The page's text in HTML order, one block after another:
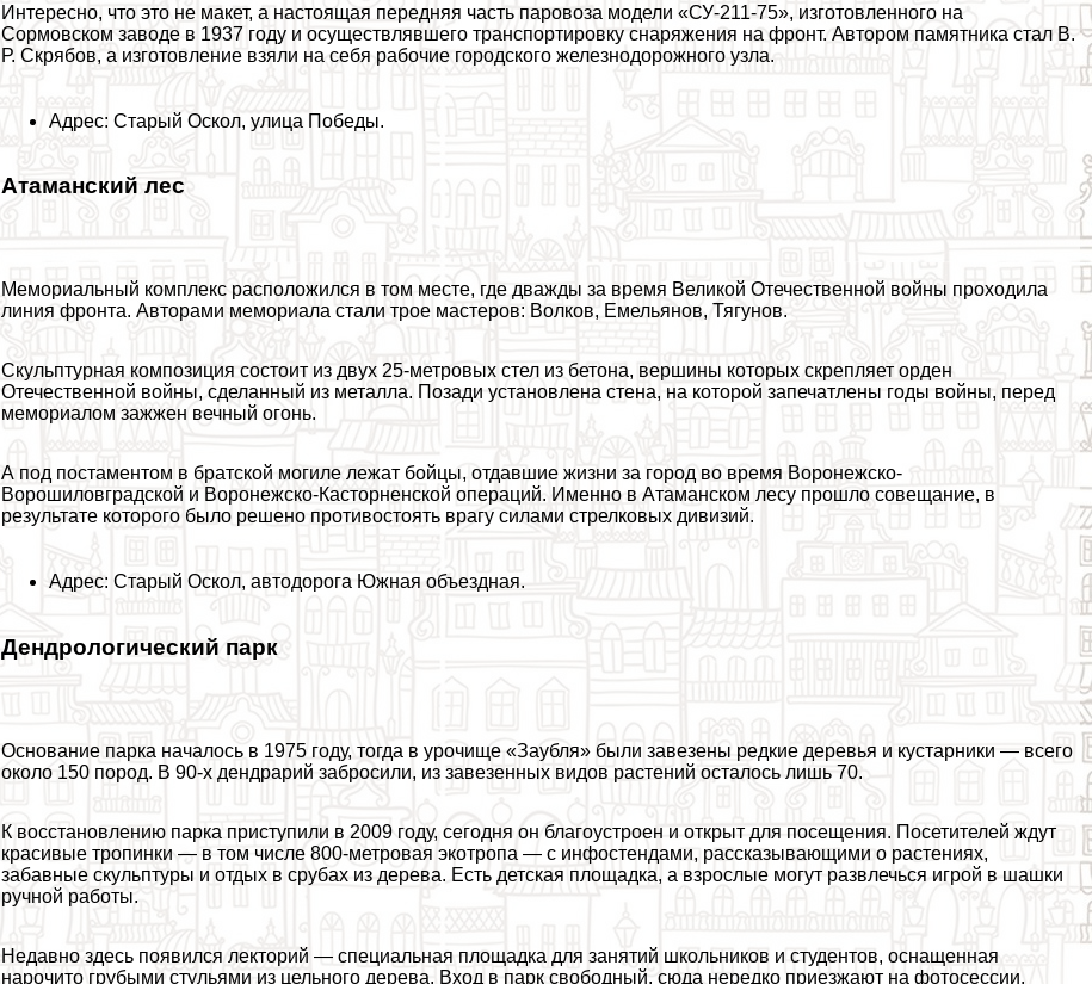
Интересно, что это не макет, а настоящая передняя часть паровоза модели «СУ-211-75», изготовленного на
Сормовском заводе в 1937 году и осуществлявшего трaнcпортировку снаряжения на фронт. Автором памятника стал В.
Р. Скрябов, а изготовление взяли на себя рабочие городского железнодорожного узла.
Адрес: Старый Оскол, улица Победы.
Атаманский лес
Мемориальный комплекс расположился в том месте, где дважды за время Великой Отечественной войны проходила
линия фронта. Авторами мемориала стали трое мастеров: Волков, Емельянов, Тягунов.
Скульптурная композиция состоит из двух 25-метровых стел из бетона, вершины которых скрепляет орден
Отечественной войны, сделанный из металла. Позади установлена стена, на которой запечатлены годы войны, перед
мемориалом зажжен вечный огонь.
А под постаментом в братской могиле лежат бойцы, отдавшие жизни за город во время Воронежско-
Ворошиловградской и Воронежско-Касторненской операций. Именно в Атаманском лесу прошло совещание, в
результате которого было решено противостоять врагу силами стрелковых дивизий.
Адрес: Старый Оскол, автодорога Южная объездная.
Дендрологический парк
Основание парка началось в 1975 году, тогда в урочище «Заубля» были завезены редкие деревья и кустарники — всего
около 150 пород. В 90-х дендрарий забросили, из завезенных видов растений осталось лишь 70.
К восстановлению парка приступили в 2009 году, сегодня он благоустроен и открыт для посещения. Посетителей ждут
красивые тропинки — в том числе 800-метровая экотропа — с инфостендами, рассказывающими о растениях,
забавные скульптуры и отдых в срубах из дерева. Есть детская площадка, а взрослые могут развлечься игрой в шашки
ручной работы.
Недавно здесь появился лекторий — специальная площадка для занятий школьников и студентов, оснащенная
нарочито грубыми стульями из цельного дерева. Вход в парк свободный, сюда нередко приезжают на фотосессии.